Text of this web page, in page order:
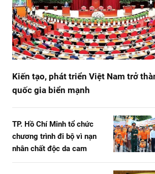
Kiến tạo, phát triển Việt Nam trở
quốc gia biển mạnh
TP. Hồ Chí Minh tổ chức
chương trình đi bộ vì nạn
nhân chất độc da cam